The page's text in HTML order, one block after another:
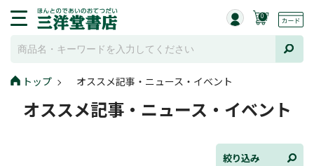
0
トップ オススメ記事・ニュース・イベント
オススメ記事・ニュース・イベント
絞り込み